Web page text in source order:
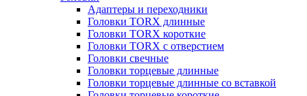
Адаптеры и переходники
Головки TORX длинные
Головки TORX короткие
Головки TORX с отверстием
Головки свечные
Головки торцевые длинные
Головки торцевые длинные со вставкой